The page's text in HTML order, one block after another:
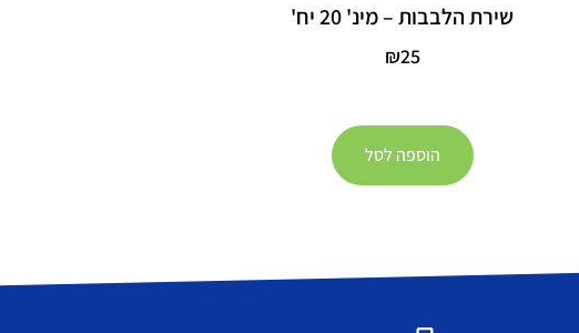
שירת הלבבות – מינ' 20 יח'
₪25
הוספה לסל